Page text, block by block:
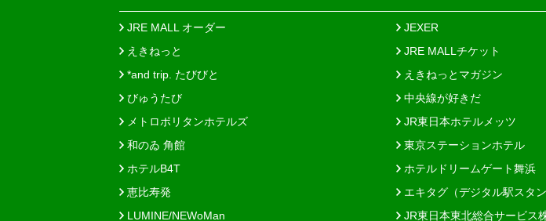
JRE MALL オーダー JEXER
えきねっと
JRE MALLチケット
*and trip. たびびと
えきねっとマガジン
びゅうたび
中央線が好きだ
メトロポリタンホテルズ
JR東日本ホテルメッツ
和のゐ 角館
東京ステーションホテル
ホテルB4T
ホテルドリームゲート舞浜
恵比寿発
エキタグ（デジタル駅スタン
LUMINE/NEWoMan
JR東日本東北総合サービス